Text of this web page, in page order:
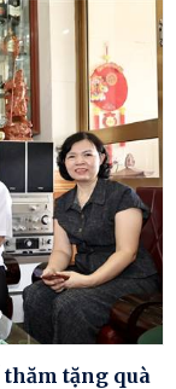
tặng quà